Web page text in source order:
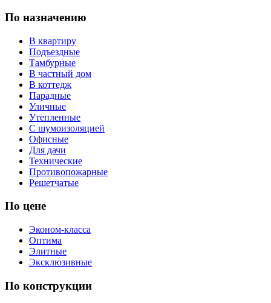
По назначению
В квартиру
Подъездные
Тамбурные
В частный дом
В коттедж
Парадные
Уличные
Утепленные
С шумоизоляцией
Офисные
Для дачи
Технические
Противопожарные
Решетчатые
По цене
Эконом-класса
Оптима
Элитные
Эксклюзивные
По конструкции